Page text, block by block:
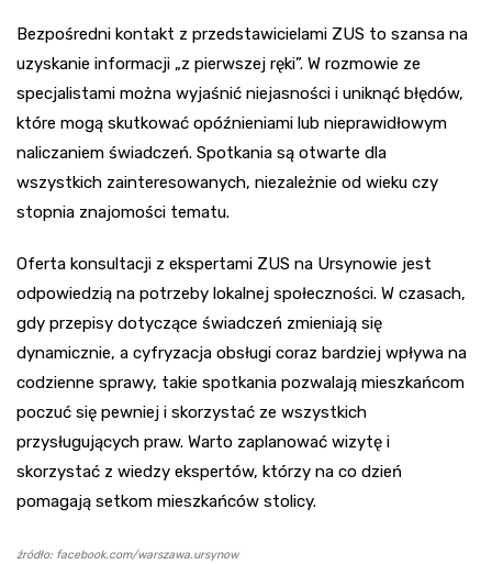
Bezpośredni kontakt z przedstawicielami ZUS to szansa na
uzyskanie informacji „z pierwszej ręki”. W rozmowie ze
specjalistami można wyjaśnić niejasności i uniknąć błędów,
które mogą skutkować opóźnieniami lub nieprawidłowym
naliczaniem świadczeń. Spotkania są otwarte dla
wszystkich zainteresowanych, niezależnie od wieku czy
stopnia znajomości tematu.
Oferta konsultacji z ekspertami ZUS na Ursynowie jest
odpowiedzią na potrzeby lokalnej społeczności. W czasach,
gdy przepisy dotyczące świadczeń zmieniają się
dynamicznie, a cyfryzacja obsługi coraz bardziej wpływa na
codzienne sprawy, takie spotkania pozwalają mieszkańcom
poczuć się pewniej i skorzystać ze wszystkich
przysługujących praw. Warto zaplanować wizytę i
skorzystać z wiedzy ekspertów, którzy na co dzień
pomagają setkom mieszkańców stolicy.
źródło: facebook.com/warszawa.ursynow